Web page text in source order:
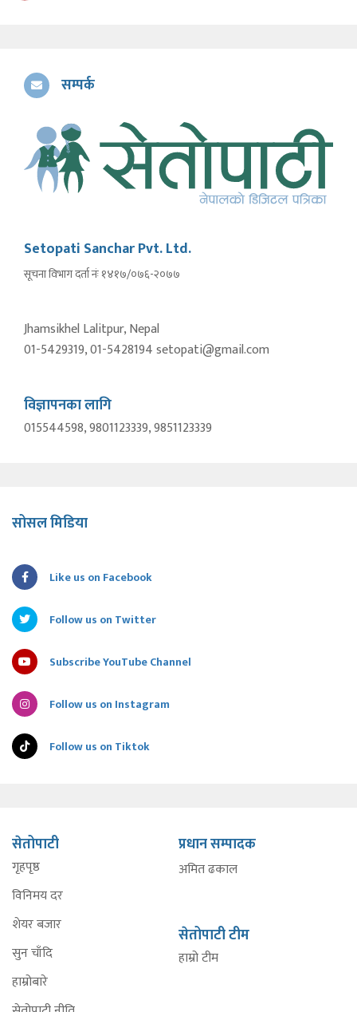
सम्पर्क
Setopati Sanchar Pvt. Ltd.
सूचना विभाग दर्ता नंः १४१७/०७६-२०७७
Jhamsikhel Lalitpur, Nepal
01-5429319, 01-5428194 setopati@gmail.com
विज्ञापनका लागि
015544598, 9801123339, 9851123339
सोसल मिडिया
Like us on Facebook
Follow us on Twitter
Subscribe YouTube Channel
Follow us on Instagram
Follow us on Tiktok
सेतोपाटी
गृहपृष्ठ
विनिमय दर
शेयर बजार
सुन चाँदि
हाम्रोबारे
प्रधान सम्पादक
अमित ढकाल
सेतोपाटी टीम
हाम्रो टीम